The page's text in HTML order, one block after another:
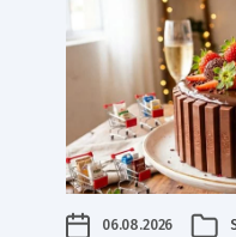
06.08.2026